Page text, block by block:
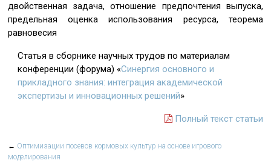
двойственная задача, отношение предпочтения выпуска,
предельная оценка использования ресурса, теорема
равновесия
Статья в сборнике научных трудов по материалам
конференции (форума) «Синергия основного и
прикладного знания: интеграция академической
экспертизы и инновационных решений»
Полный текст статьи
← Оптимизации посевов кормовых культур на основе игрового
моделирования